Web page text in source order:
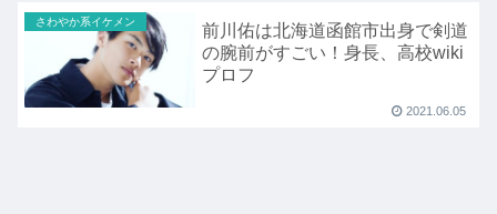
さわやか系イケメン
前川佑は北海道函館市出身で剣道
の腕前がすごい！身長、高校wiki
プロフ
2021.06.05